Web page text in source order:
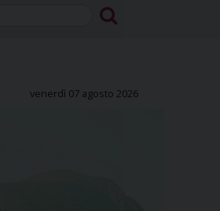
venerdì 07 agosto 2026